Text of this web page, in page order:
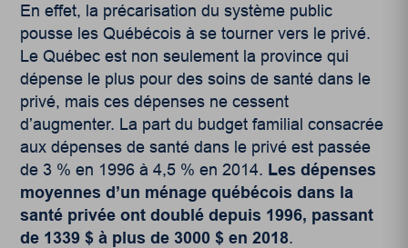
En effet, la précarisation du système public
pousse les Québécois à se tourner vers le privé.
Le Québec est non seulement la province qui
dépense le plus pour des soins de santé dans le
privé, mais ces dépenses ne cessent
d’augmenter. La part du budget familial consacrée
aux dépenses de santé dans le privé est passée
de 3 % en 1996 à 4,5 % en 2014. Les dépenses
moyennes d’un ménage québécois dans la
santé privée ont doublé depuis 1996, passant
de 1339 $ à plus de 3000 $ en 2018.